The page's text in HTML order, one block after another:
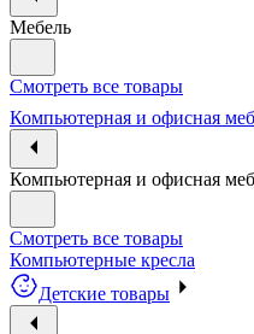
Мебель
Смотреть все товары
Компьютерная и офисная
Компьютерная и офисная
Смотреть все товары
Компьютерные кресла
Детские товары